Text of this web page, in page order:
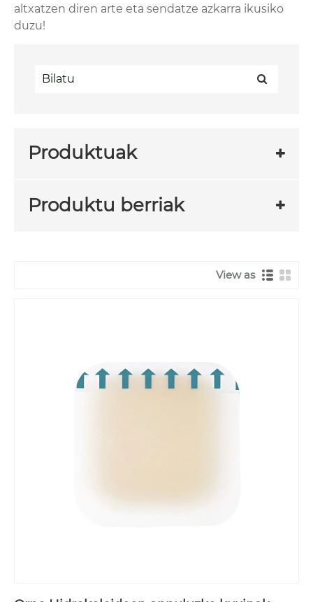
altxatzen diren arte eta sendatze azkarra ikusiko
duzu!
Produktuak
Produktu berriak
View as